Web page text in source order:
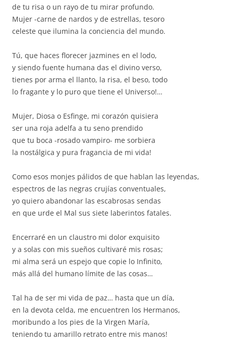
de tu risa o un rayo de tu mirar profundo.
Mujer -carne de nardos y de estrellas, tesoro
celeste que ilumina la conciencia del mundo.
Tú, que haces florecer jazmines en el lodo,
y siendo fuente humana das el divino verso,
tienes por arma el llanto, la risa, el beso, todo
lo fragante y lo puro que tiene el Universo!…
Mujer, Diosa o Esfinge, mi corazón quisiera
ser una roja adelfa a tu seno prendido
que tu boca -rosado vampiro- me sorbiera
la nostálgica y pura fragancia de mi vida!
Como esos monjes pálidos de que hablan las leyendas,
espectros de las negras crujías conventuales,
yo quiero abandonar las escabrosas sendas
en que urde el Mal sus siete laberintos fatales.
Encerraré en un claustro mi dolor exquisito
y a solas con mis sueños cultivaré mis rosas;
mi alma será un espejo que copie lo Infinito,
más allá del humano límite de las cosas…
Tal ha de ser mi vida de paz… hasta que un día,
en la devota celda, me encuentren los Hermanos,
moribundo a los pies de la Virgen María,
teniendo tu amarillo retrato entre mis manos!